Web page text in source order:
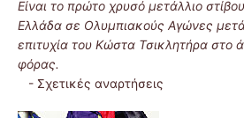
Είναι το πρώτο χρυσό μετάλλιο
Ελλάδα σε Ολυμπιακούς Αγώνες
επιτυχία του Κώστα Τσικλητήρα στο
φόρας.
- Σχετικές αναρτήσεις